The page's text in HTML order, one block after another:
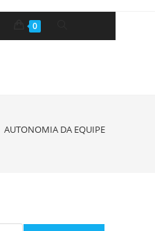
0
AUTONOMIA DA EQUIPE